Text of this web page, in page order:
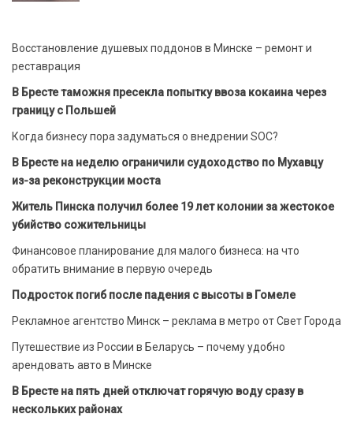
Восстановление душевых поддонов в Минске – ремонт и
реставрация
В Бресте таможня пресекла попытку ввоза кокаина через
границу с Польшей
Когда бизнесу пора задуматься о внедрении SOC?
В Бресте на неделю ограничили судоходство по Мухавцу
из-за реконструкции моста
Житель Пинска получил более 19 лет колонии за жестокое
убийство сожительницы
Финансовое планирование для малого бизнеса: на что
обратить внимание в первую очередь
Подросток погиб после падения с высоты в Гомеле
Рекламное агентство Минск – реклама в метро от Свет Города
Путешествие из России в Беларусь – почему удобно
арендовать авто в Минске
В Бресте на пять дней отключат горячую воду сразу в
нескольких районах